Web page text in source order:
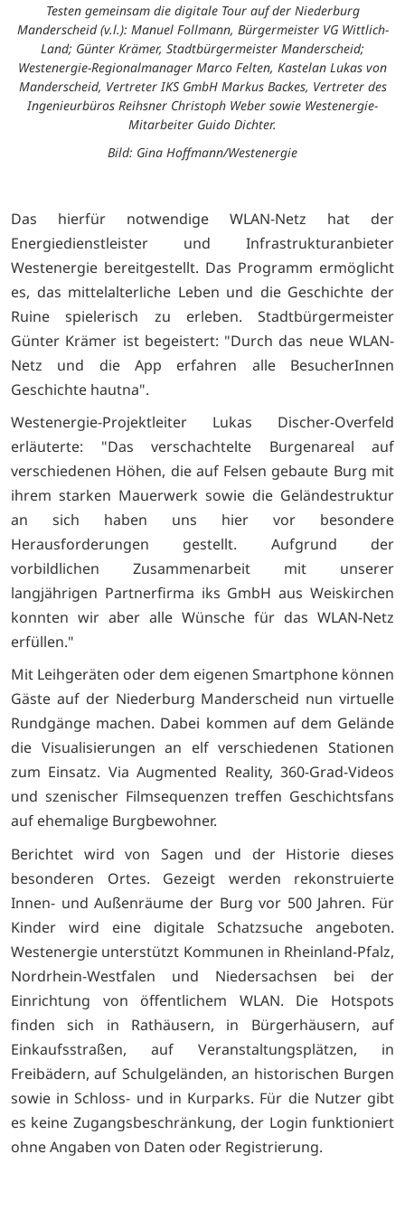
Testen gemeinsam die digitale Tour auf der Niederburg
Manderscheid (v.l.): Manuel Follmann, Bürgermeister VG Wittlich-
Land; Günter Krämer, Stadtbürgermeister Manderscheid;
Westenergie-Regionalmanager Marco Felten, Kastelan Lukas von
Manderscheid, Vertreter IKS GmbH Markus Backes, Vertreter des
Ingenieurbüros Reihsner Christoph Weber sowie Westenergie-
Mitarbeiter Guido Dichter.
Bild: Gina Hoffmann/Westenergie
Das hierfür notwendige WLAN-Netz hat der
Energiedienstleister und Infrastrukturanbieter
Westenergie bereitgestellt. Das Programm ermöglicht
es, das mittelalterliche Leben und die Geschichte der
Ruine spielerisch zu erleben. Stadtbürgermeister
Günter Krämer ist begeistert: "Durch das neue WLAN-
Netz und die App erfahren alle BesucherInnen
Geschichte hautna".
Westenergie-Projektleiter Lukas Discher-Overfeld
erläuterte: "Das verschachtelte Burgenareal auf
verschiedenen Höhen, die auf Felsen gebaute Burg mit
ihrem starken Mauerwerk sowie die Geländestruktur
an sich haben uns hier vor besondere
Herausforderungen gestellt. Aufgrund der
vorbildlichen Zusammenarbeit mit unserer
langjährigen Partnerfirma iks GmbH aus Weiskirchen
konnten wir aber alle Wünsche für das WLAN-Netz
erfüllen."
Mit Leihgeräten oder dem eigenen Smartphone können
Gäste auf der Niederburg Manderscheid nun virtuelle
Rundgänge machen. Dabei kommen auf dem Gelände
die Visualisierungen an elf verschiedenen Stationen
zum Einsatz. Via Augmented Reality, 360-Grad-Videos
und szenischer Filmsequenzen treffen Geschichtsfans
auf ehemalige Burgbewohner.
Berichtet wird von Sagen und der Historie dieses
besonderen Ortes. Gezeigt werden rekonstruierte
Innen- und Außenräume der Burg vor 500 Jahren. Für
Kinder wird eine digitale Schatzsuche angeboten.
Westenergie unterstützt Kommunen in Rheinland-Pfalz,
Nordrhein-Westfalen und Niedersachsen bei der
Einrichtung von öffentlichem WLAN. Die Hotspots
finden sich in Rathäusern, in Bürgerhäusern, auf
Einkaufsstraßen, auf Veranstaltungsplätzen, in
Freibädern, auf Schulgeländen, an historischen Burgen
sowie in Schloss- und in Kurparks. Für die Nutzer gibt
es keine Zugangsbeschränkung, der Login funktioniert
ohne Angaben von Daten oder Registrierung.